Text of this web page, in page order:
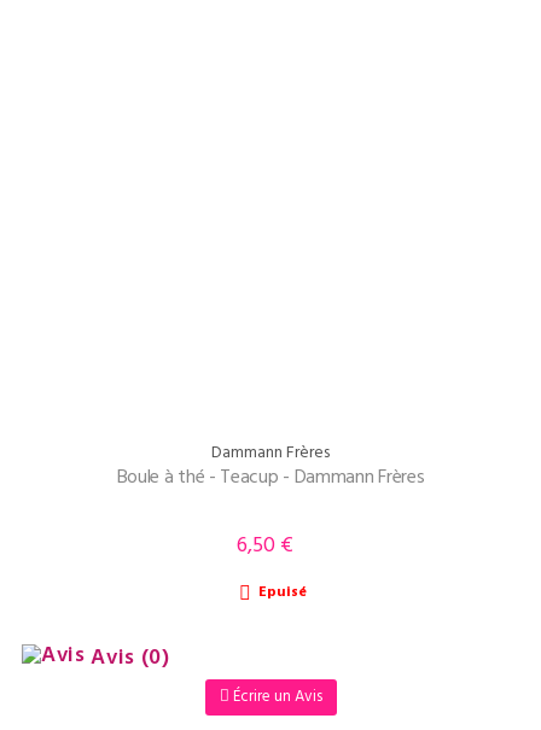
Dammann Frères
Boule à thé - Teacup - Dammann Frères
Prix
6,50 €
 Epuisé
Avis (0)
Écrire un Avis